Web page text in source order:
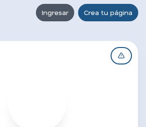
Ingresar Crea tu página